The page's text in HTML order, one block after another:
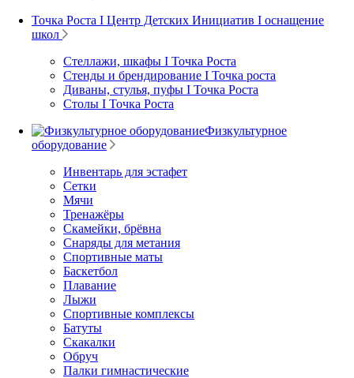
Точка Роста I Центр Детских Инициатив I оснащение
школ
Стеллажи, шкафы I Точка Роста
Стенды и брендирование I Точка роста
Диваны, стулья, пуфы I Точка Роста
Столы I Точка Роста
Физкультурное
оборудование
Инвентарь для эстафет
Сетки
Мячи
Тренажёры
Скамейки, брёвна
Снаряды для метания
Спортивные маты
Баскетбол
Плавание
Лыжи
Спортивные комплексы
Батуты
Скакалки
Обруч
Палки гимнастические